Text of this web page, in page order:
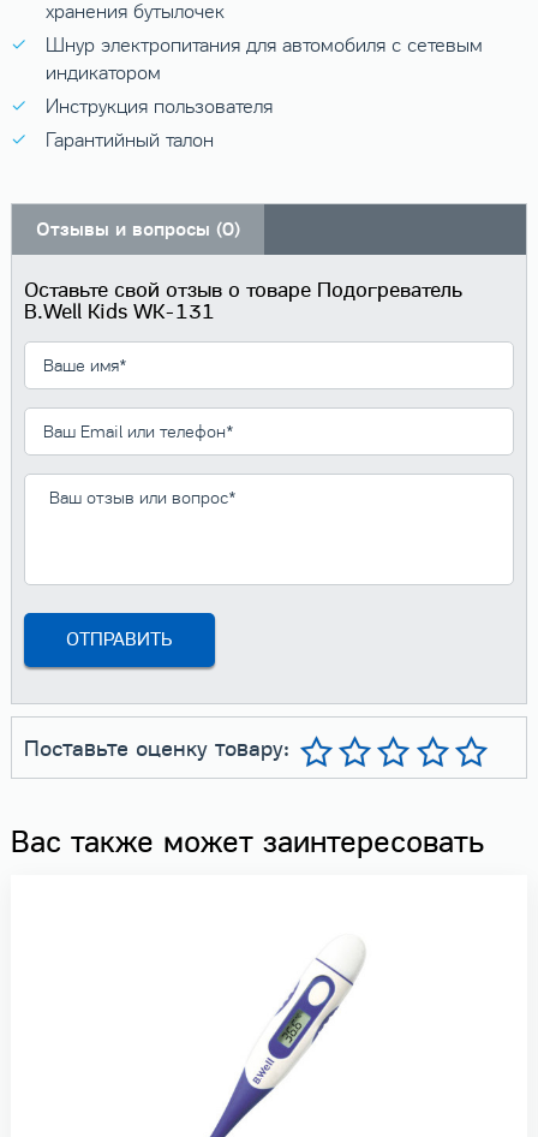
хранения бутылочек
Шнур электропитания для автомобиля с сетевым
индикатором
Инструкция пользователя
Гарантийный талон
Отзывы и вопросы (0)
Оставьте свой отзыв о товаре Подогреватель
B.Well Kids WK-131
Поставьте оценку товару:
Вас также может заинтересовать